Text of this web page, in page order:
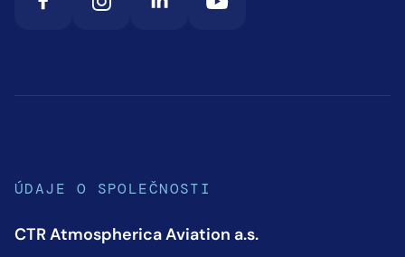
ÚDAJE O SPOLEČNOSTI
CTR Atmospherica Aviation a.s.